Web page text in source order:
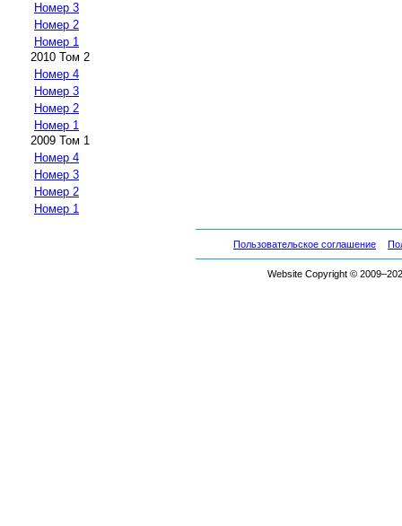
Номер 3
Номер 2
Номер 1
2010 Том 2
Номер 4
Номер 3
Номер 2
Номер 1
2009 Том 1
Номер 4
Номер 3
Номер 2
Номер 1
Пользовательское соглашение
Website Copyright ©